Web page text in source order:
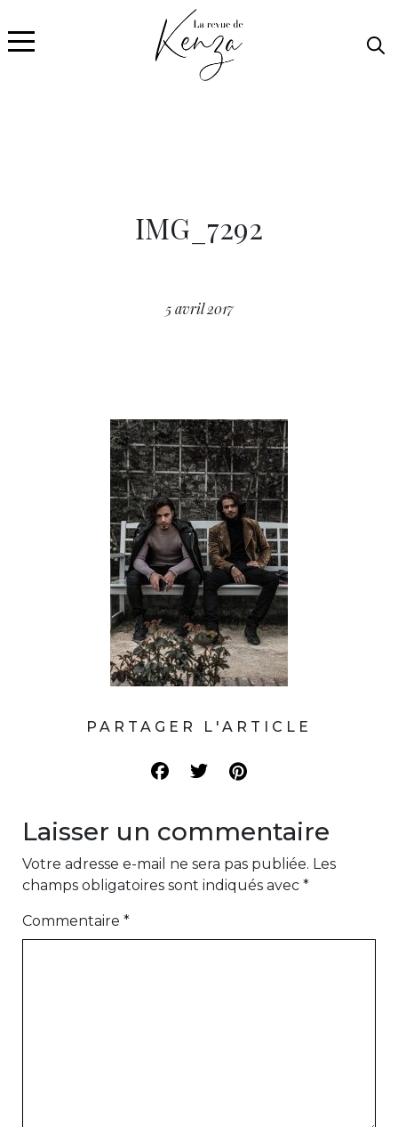
IMG_7292
5 avril 2017
PARTAGER L'ARTICLE
Laisser un commentaire
Votre adresse e-mail ne sera pas publiée. Les
champs obligatoires sont indiqués avec *
Commentaire *